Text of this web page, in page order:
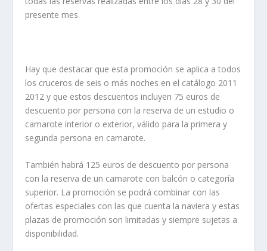
presente mes.
Hay que destacar que esta promoción se aplica a todos
los cruceros de seis o más noches en el catálogo 2011
2012 y que estos descuentos incluyen 75 euros de
descuento por persona con la reserva de un estudio o
camarote interior o exterior, válido para la primera y
segunda persona en camarote.
También habrá 125 euros de descuento por persona
con la reserva de un camarote con balcón o categoría
superior. La promoción se podrá combinar con las
ofertas especiales con las que cuenta la naviera y estas
plazas de promoción son limitadas y siempre sujetas a
disponibilidad.